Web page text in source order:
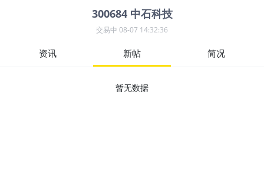
300684 中石科技
交易中 08-07 14:32:36
资讯 新帖 简况
暂无数据